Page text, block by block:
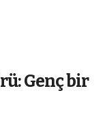
Genç bir